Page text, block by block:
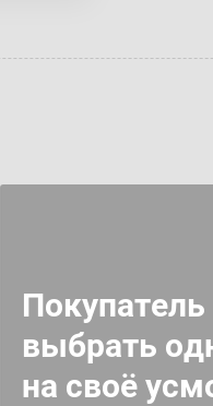
выбрать
на своё